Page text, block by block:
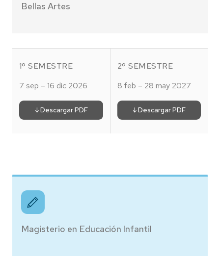
Bellas Artes
1º SEMESTRE
7 sep – 16 dic 2026
↓ Descargar PDF
2º SEMESTRE
8 feb – 28 may 2027
↓ Descargar PDF
Magisterio en Educación Infantil